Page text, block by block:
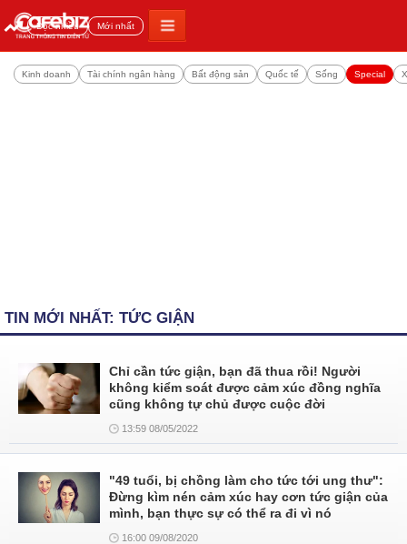
Đọc nhiều Mới nhất
Kinh doanh Tài chính ngân hàng Bất động sản Quốc tế Sống Special
TIN MỚI NHẤT: TỨC GIẬN
Chỉ cần tức giận, bạn đã thua rồi! Người
không kiểm soát được cảm xúc đồng nghĩa
cũng không tự chủ được cuộc đời
13:59 08/05/2022
"49 tuổi, bị chồng làm cho tức tới ung thư":
Đừng kìm nén cảm xúc hay cơn tức giận của
mình, bạn thực sự có thể ra đi vì nó
16:00 09/08/2020